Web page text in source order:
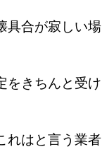
具合が寂しい場
をきちんと受け
れはと言う業者